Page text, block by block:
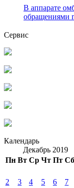
В аппарате
обращениями
Сервис
Календарь
Декабрь 2019
Пн Вт Ср Чт Пт Сб
2
3 4 5 6 7